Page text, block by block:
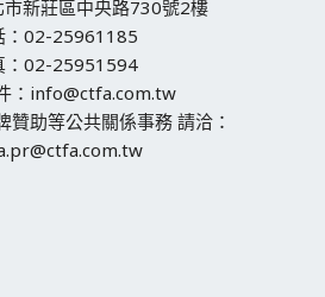
新莊區中央路730號2樓
：02-25961185
：02-25951594
：info@ctfa.com.tw
贊助等公共關係事務 請洽：